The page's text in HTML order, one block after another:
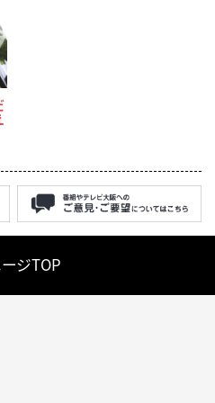
ジTOP